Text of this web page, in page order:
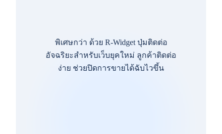
พิเศษกว่า ด้วย R-Widget ปุ่มติดต่อ
อัจฉริยะสำหรับเว็บยุคใหม่ ลูกค้าติดต่อ
ง่าย ช่วยปิดการขายได้ฉับไวขึ้น